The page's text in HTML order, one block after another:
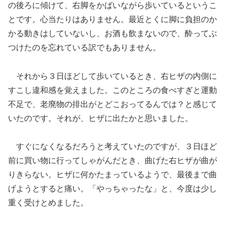
の後ろに傾けて、右脚をかばいながら歩いているというこ
とです。心当たりはありません。最近とくに脚に負担のか
かる動きはしていないし、お酒も飲まないので、酔ってぶ
つけたのを忘れている訳でもありません。
それから３日ほどして歩いているとき、右ヒザの内側に
すこし違和感を覚えました。このところの食べすぎと運動
不足で、老廃物の排出がとどこおってるんでは？と感じて
いたのです。それが、ヒザに出たかと思いました。
すぐになくなるだろうと考えていたのですが、３日ほど
前に買い物に行ってしゃがんだとき、曲げた右ヒザが曲が
りきらない。ヒザに何かたまっているようで、最後まで曲
げようとすると痛い。「やっちゃったな」と、今度は少し
重く受けとめました。